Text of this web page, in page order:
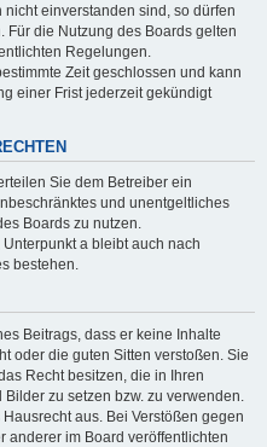
einverstanden sind, so dürfen
Für die Nutzung des Boards gelten
Regelungen.
Zeit geschlossen und kann
einer Frist jederzeit gekündigt
Sie dem Betreiber ein
und unentgeltliches
Boards zu nutzen.
a bleibt auch nach
bestehen.
Beitrags, dass er keine Inhalte
oder die guten Sitten verstoßen. Sie
Recht besitzen, die in Ihren
zu setzen bzw. zu verwenden.
aus. Bei Verstößen gegen
im Board veröffentlichten